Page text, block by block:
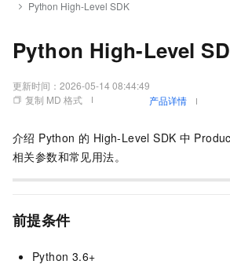
Python High-Level SDK
Python High-Level
更新时间： 2026-05-14 08:44:49
复制 MD 格式
产品详情
介绍 Python 的 High-Level SDK 中
相关参数和常见用法。
前提条件
Python 3.6+